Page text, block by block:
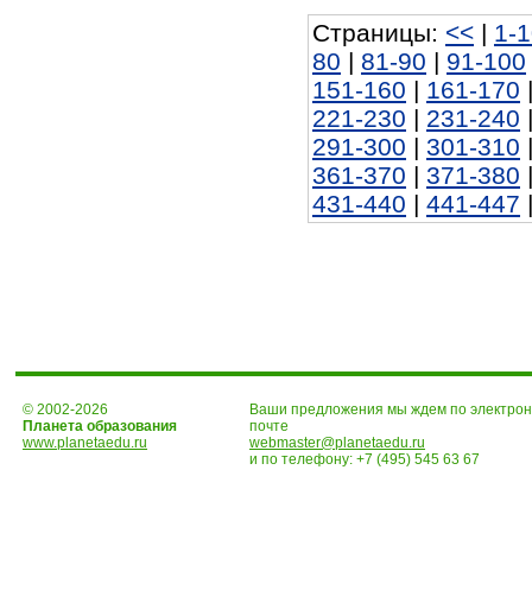
Страницы: << | 1-
80 | 81-90 | 91-100
151-160 | 161-170 |
221-230 | 231-240 |
291-300 | 301-310 |
361-370 | 371-380 |
431-440 | 441-447 |
© 2002-2026
Планета образования
www.planetaedu.ru
Ваши предложения мы ждем по
почте
webmaster@planetaedu.ru
и по телефону: +7 (495) 545 63 67